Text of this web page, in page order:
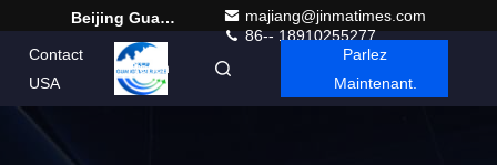
Beijing Guangtian Runze Technology Co., Ltd.
majiang@jinmatimes.com
86-- 18910255277
Contact
USA
French
Parlez
Maintenant.